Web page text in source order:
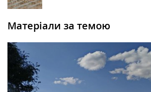
Матеріали за темою